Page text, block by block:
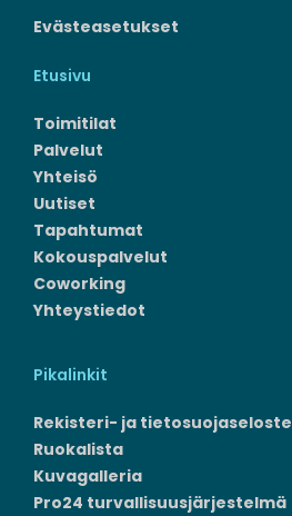
Evästeasetukset
Etusivu
Toimitilat
Palvelut
Yhteisö
Uutiset
Tapahtumat
Kokouspalvelut
Coworking
Yhteystiedot
Pikalinkit
Rekisteri- ja tietosuojaseloste
Ruokalista
Kuvagalleria
Pro24 turvallisuusjärjestelmä